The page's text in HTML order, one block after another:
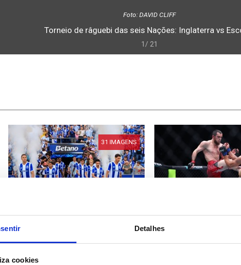
Detalhes
cookies
Foto: DAVID CLIFF
Torneio de râguebi das seis Nações: Inglaterra vs
1/ 21
31 IMAGENS
FC Porto vence Aston Villa por 2-1
Abu Dhabi: UFC